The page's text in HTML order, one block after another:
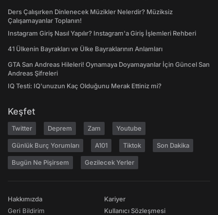
Ders Çalışırken Dinlenecek Müzikler Nelerdir? Müziksiz
Çalışamayanlar Toplanın!
Instagram Giriş Nasıl Yapılır? Instagram'a Giriş İşlemleri Rehberi
41 Ülkenin Bayrakları ve Ülke Bayraklarının Anlamları
GTA San Andreas Hileleri! Oynamaya Doyamayanlar İçin Güncel San
Andreas Şifreleri
IQ Testi: IQ'unuzun Kaç Olduğunu Merak Ettiniz mi?
Keşfet
Twitter Deprem Zam Youtube
Günlük Burç Yorumları A101 Tiktok Son Dakika
Bugün Ne Pişirsem Gezilecek Yerler
Hakkımızda
Geri Bildirim
Kariyer
Kullanıcı Sözleşmesi